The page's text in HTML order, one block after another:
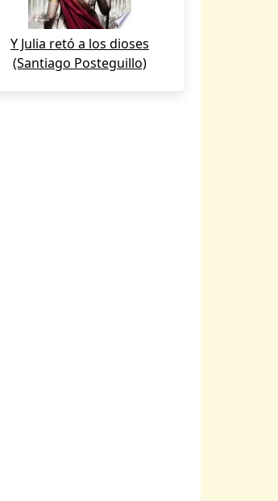
Y Julia retó a los dioses
(Santiago Posteguillo)